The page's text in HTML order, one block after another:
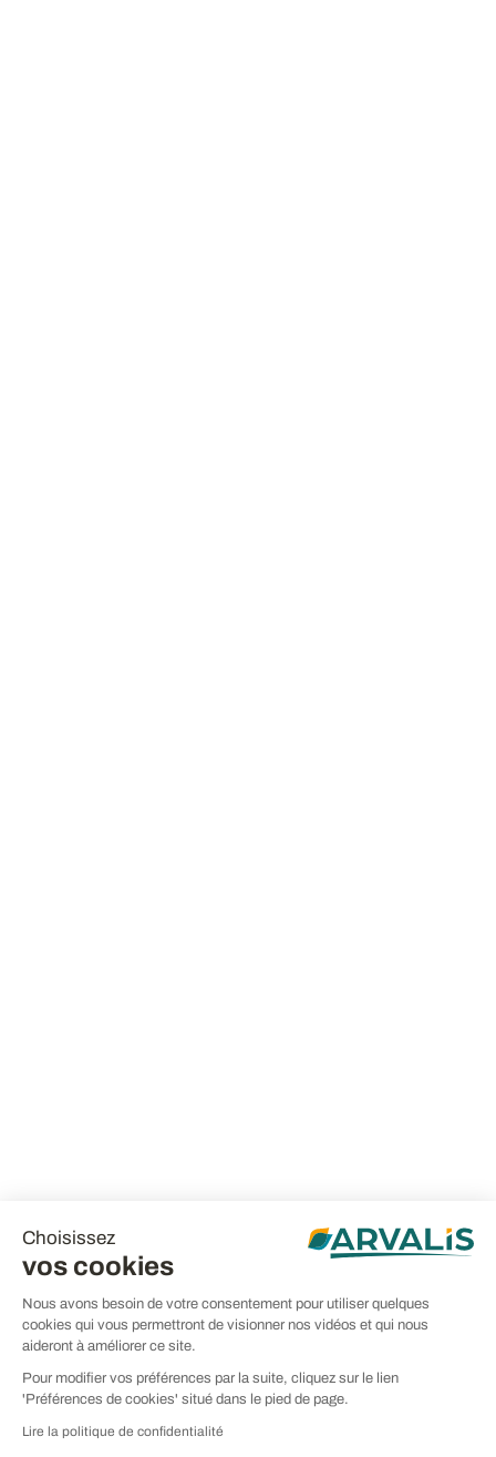
Choisissez
vos cookies
Nous avons besoin de votre consentement pour utiliser quelques
cookies qui vous permettront de visionner nos vidéos et qui nous
aideront à améliorer ce site.
Pour modifier vos préférences par la suite, cliquez sur le lien
'Préférences de cookies' situé dans le pied de page.
Lire la politique de confidentialité